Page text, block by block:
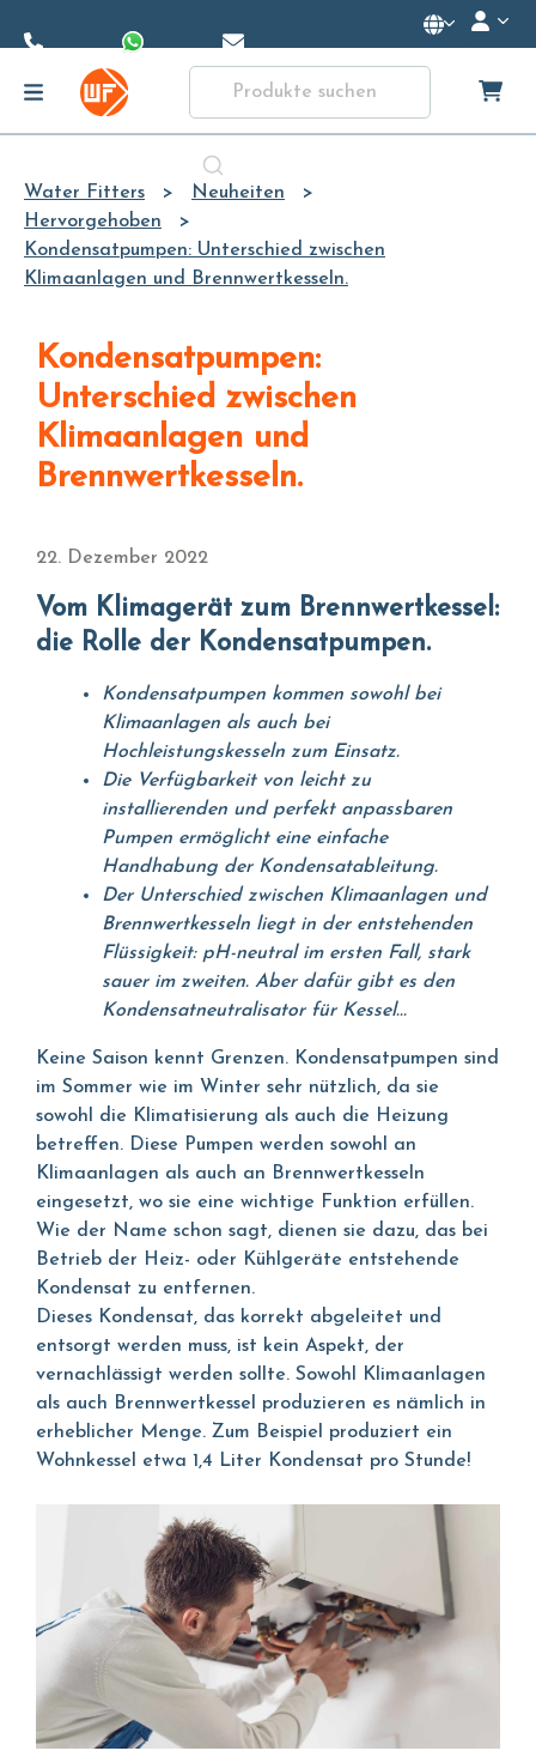
Content
Water Fitters
Neuheiten
Hervorgehoben
Kondensatpumpen: Unterschied zwischen
Klimaanlagen und Brennwertkesseln.
Kondensatpumpen:
Unterschied zwischen
Klimaanlagen und
Brennwertkesseln.
22. Dezember 2022
Vom Klimagerät zum Brennwertkessel:
die Rolle der Kondensatpumpen.
Kondensatpumpen kommen sowohl bei
Klimaanlagen als auch bei
Hochleistungskesseln zum Einsatz.
Die Verfügbarkeit von leicht zu
installierenden und perfekt anpassbaren
Pumpen ermöglicht eine einfache
Handhabung der Kondensatableitung.
Der Unterschied zwischen Klimaanlagen und
Brennwertkesseln liegt in der entstehenden
Flüssigkeit: pH-neutral im ersten Fall, stark
sauer im zweiten. Aber dafür gibt es den
Kondensatneutralisator für Kessel...
Keine Saison kennt Grenzen. Kondensatpumpen sind
im Sommer wie im Winter sehr nützlich, da sie
sowohl die Klimatisierung als auch die Heizung
betreffen. Diese Pumpen werden sowohl an
Klimaanlagen als auch an Brennwertkesseln
eingesetzt, wo sie eine wichtige Funktion erfüllen.
Wie der Name schon sagt, dienen sie dazu, das bei
Betrieb der Heiz- oder Kühlgeräte entstehende
Kondensat zu entfernen.
Dieses Kondensat, das korrekt abgeleitet und
entsorgt werden muss, ist kein Aspekt, der
vernachlässigt werden sollte. Sowohl Klimaanlagen
als auch Brennwertkessel produzieren es nämlich in
erheblicher Menge. Zum Beispiel produziert ein
Wohnkessel etwa 1,4 Liter Kondensat pro Stunde!